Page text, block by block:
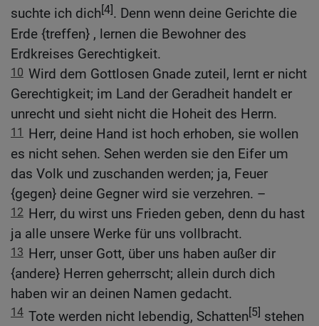
suchte ich dich[4]. Denn wenn deine Gerichte die
Erde {treffen} , lernen die Bewohner des
Erdkreises Gerechtigkeit.
10 Wird dem Gottlosen Gnade zuteil, lernt er nicht
Gerechtigkeit; im Land der Geradheit handelt er
unrecht und sieht nicht die Hoheit des Herrn.
11 Herr, deine Hand ist hoch erhoben, sie wollen
es nicht sehen. Sehen werden sie den Eifer um
das Volk und zuschanden werden; ja, Feuer
{gegen} deine Gegner wird sie verzehren. –
12 Herr, du wirst uns Frieden geben, denn du hast
ja alle unsere Werke für uns vollbracht.
13 Herr, unser Gott, über uns haben außer dir
{andere} Herren geherrscht; allein durch dich
haben wir an deinen Namen gedacht.
14 Tote werden nicht lebendig, Schatten[5] stehen